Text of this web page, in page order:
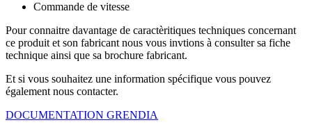
Commande de vitesse
Pour connaitre davantage de caractèritiques techniques concernant
ce produit et son fabricant nous vous invtions à consulter sa fiche
technique ainsi que sa brochure fabricant.
Et si vous souhaitez une information spécifique vous pouvez
également nous contacter.
DOCUMENTATION GRENDIA